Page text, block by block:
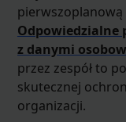
pierwszoplanową
Odpowiedzialne
z danymi
przez zespół to
skutecznej
organizacji.